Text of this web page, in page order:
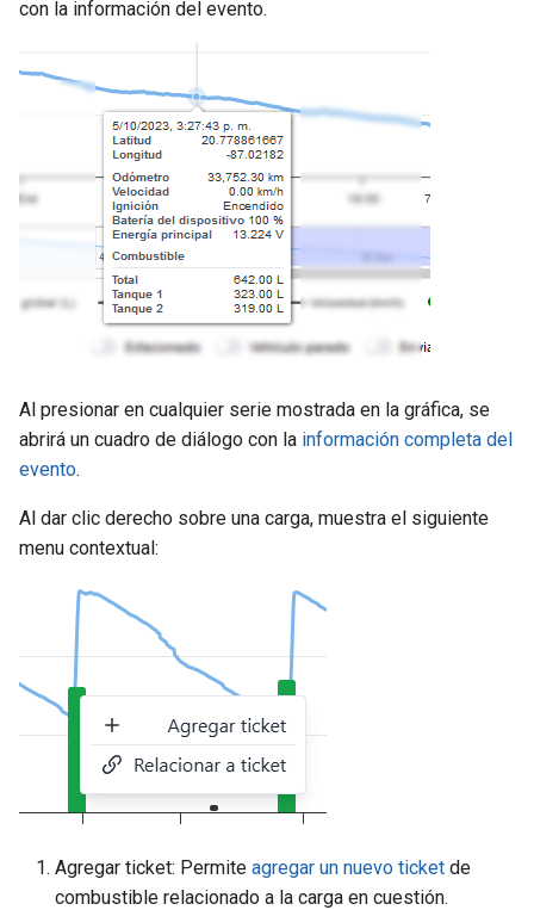
con la información del evento.
Al presionar en cualquier serie mostrada en la gráfica, se
abrirá un cuadro de diálogo con la información completa del
evento.
Al dar clic derecho sobre una carga, muestra el siguiente
menu contextual:
Agregar ticket: Permite agregar un nuevo ticket de
combustible relacionado a la carga en cuestión.